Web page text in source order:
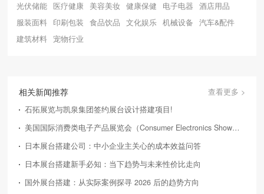
光伏储能 医疗健康 美容美妆 健康保健 电子电器
酒店用品
服装面料
印刷包装 食品饮品 文化娱乐 机械设备
汽车&配件
建筑材料
宠物行业
相关新闻推荐
查看更多 >
石拓展览与凯泉集团签约展台设计搭建项目!
美国国际消费类电子产品展览会（Consumer Electronics Show，简称CES）
日本展台搭建公司：中小企业主关心的成本效益问答
日本展台搭建新手必知：当下趋势与未来性价比走向
国外展台搭建：从实际案例探寻 2026 后的趋势方向